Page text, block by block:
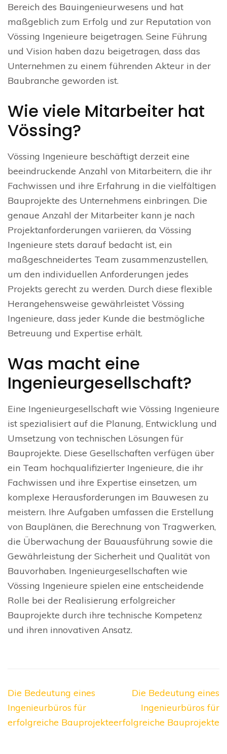
Bereich des Bauingenieurwesens und hat
maßgeblich zum Erfolg und zur Reputation von
Vössing Ingenieure beigetragen. Seine Führung
und Vision haben dazu beigetragen, dass das
Unternehmen zu einem führenden Akteur in der
Baubranche geworden ist.
Wie viele Mitarbeiter hat
Vössing?
Vössing Ingenieure beschäftigt derzeit eine
beeindruckende Anzahl von Mitarbeitern, die ihr
Fachwissen und ihre Erfahrung in die vielfältigen
Bauprojekte des Unternehmens einbringen. Die
genaue Anzahl der Mitarbeiter kann je nach
Projektanforderungen variieren, da Vössing
Ingenieure stets darauf bedacht ist, ein
maßgeschneidertes Team zusammenzustellen,
um den individuellen Anforderungen jedes
Projekts gerecht zu werden. Durch diese flexible
Herangehensweise gewährleistet Vössing
Ingenieure, dass jeder Kunde die bestmögliche
Betreuung und Expertise erhält.
Was macht eine
Ingenieurgesellschaft?
Eine Ingenieurgesellschaft wie Vössing Ingenieure
ist spezialisiert auf die Planung, Entwicklung und
Umsetzung von technischen Lösungen für
Bauprojekte. Diese Gesellschaften verfügen über
ein Team hochqualifizierter Ingenieure, die ihr
Fachwissen und ihre Expertise einsetzen, um
komplexe Herausforderungen im Bauwesen zu
meistern. Ihre Aufgaben umfassen die Erstellung
von Bauplänen, die Berechnung von Tragwerken,
die Überwachung der Bauausführung sowie die
Gewährleistung der Sicherheit und Qualität von
Bauvorhaben. Ingenieurgesellschaften wie
Vössing Ingenieure spielen eine entscheidende
Rolle bei der Realisierung erfolgreicher
Bauprojekte durch ihre technische Kompetenz
und ihren innovativen Ansatz.
Beitragsnavigation
Die Bedeutung eines
Ingenieurbüros für
erfolgreiche Bauprojekte
Die Bedeutung eines
Ingenieurbüros für
erfolgreiche Bauprojekte